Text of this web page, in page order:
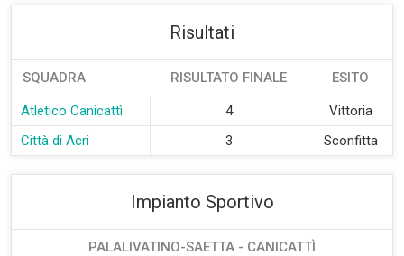
Risultati
SQUADRA RISULTATO FINALE ESITO
Atletico Canicattì 4
Vittoria
Città di Acri
3 Sconfitta
Impianto Sportivo
PALALIVATINO-SAETTA - CANICATTÌ